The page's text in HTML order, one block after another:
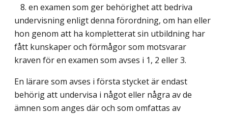
8. en examen som ger behörighet att bedriva
undervisning enligt denna förordning, om han eller
hon genom att ha kompletterat sin utbildning har
fått kunskaper och förmågor som motsvarar
kraven för en examen som avses i 1, 2 eller 3.
En lärare som avses i första stycket är endast
behörig att undervisa i något eller några av de
ämnen som anges där och som omfattas av